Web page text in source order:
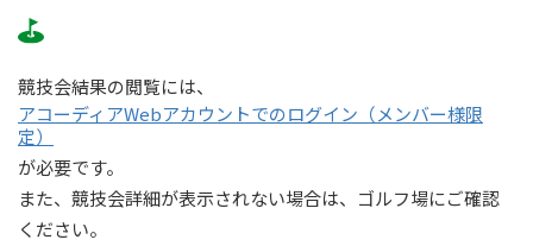
競技会結果の閲覧には、
アコーディアWebアカウントでのログイン（メンバー様限
定）
が必要です。
また、競技会詳細が表示されない場合は、ゴルフ場にご確認
ください。